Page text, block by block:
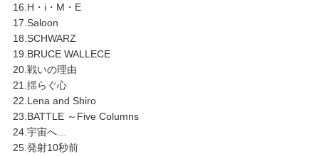
16.H・i・M・E
17.Saloon
18.SCHWARZ
19.BRUCE WALLECE
20.戦いの理由
21.揺らぐ心
22.Lena and Shiro
23.BATTLE ～Five Columns
24.宇宙へ…
25.発射10秒前